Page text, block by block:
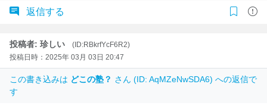
返信する
投稿者: 珍しい
(ID:RBkrfYcF6R2)
投稿日時：2025年 03月 03日 20:47
この書き込みは どこの塾？ さん (ID: AqMZeNwSDA6) への返信で
す